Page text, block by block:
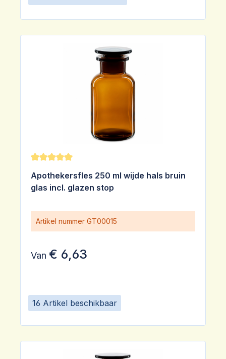
16 Artikel beschikbaar
Gemiddelde waardering van 5 van 5 sterren
Apothekersfles 250 ml wijde hals bruin
glas incl. glazen stop
Artikel nummer GT00015
Van € 6,63